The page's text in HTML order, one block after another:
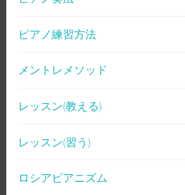
ピアノ練習方法
メントレメソッド
レッスン(教える)
レッスン(習う)
ロシアピアニズム